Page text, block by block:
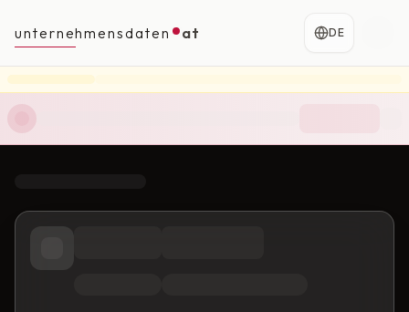
unternehmensdaten at DE